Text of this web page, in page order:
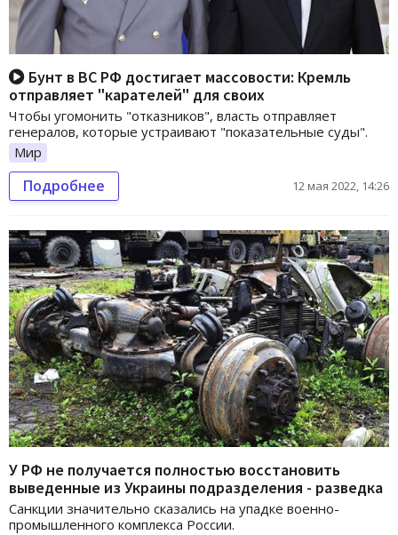
Бунт в ВС РФ достигает массовости: Кремль
отправляет "карателей" для своих
Чтобы угомонить "отказников", власть отправляет
генералов, которые устраивают "показательные суды".
Мир
Подробнее 12 мая 2022, 14:26
У РФ не получается полностью восстановить
выведенные из Украины подразделения - разведка
Санкции значительно сказались на упадке военно-
промышленного комплекса России.